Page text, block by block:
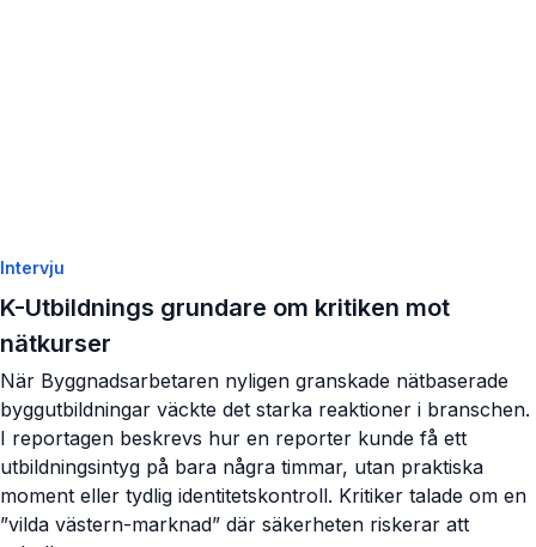
Intervju
K-Utbildnings grundare om kritiken mot
nätkurser
När Byggnadsarbetaren nyligen granskade nätbaserade
byggutbildningar väckte det starka reaktioner i branschen.
I reportagen beskrevs hur en reporter kunde få ett
utbildningsintyg på bara några timmar, utan praktiska
moment eller tydlig identitetskontroll. Kritiker talade om en
”vilda västern-marknad” där säkerheten riskerar att